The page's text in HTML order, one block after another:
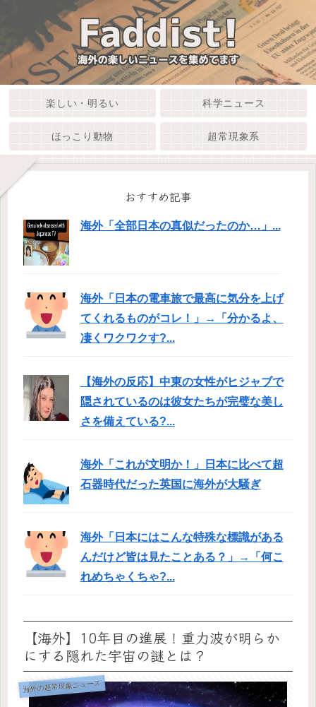
楽しい・明るい 科学ニュース
ほっこり動物 超常現象系
おすすめ記事
海外「全部日本の真似だったのか…」...
海外「日本の電車旅で最高に気分を上げ
てくれるものがコレ！」→「分かるよ、
凄くワクワクす?...
【海外の反応】中東の女性がヒジャブで
隠されているのは彼女たちが完璧な美し
さを備えている?...
海外「これが文明か！」日本に比べて超
石器時代だった英国に海外が大騒ぎ
海外「日本にはこんな特殊な標識がある
んだけど皆は見たことある？」→「何こ
れめちゃくちゃ?...
【海外】10年目の進展！重力波が明らか
にする隠れた宇宙の謎とは？
海外の超常現象ニュース